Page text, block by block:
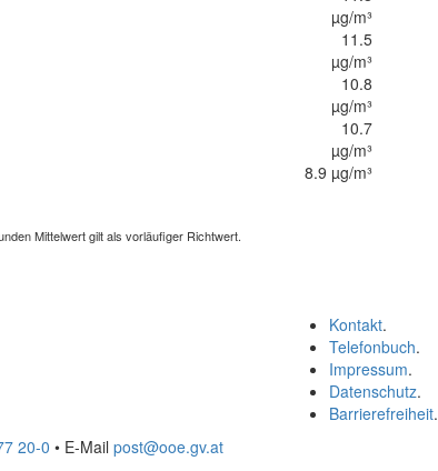
µg/m³
11.5
µg/m³
10.8
µg/m³
10.7
µg/m³
8.9 µg/m³
Mittelwert gilt als vorläufiger Richtwert.
Kontakt.
Telefonbuch.
Impressum.
Datenschutz.
Barrierefreiheit.
20-0 • E-Mail post@ooe.gv.at